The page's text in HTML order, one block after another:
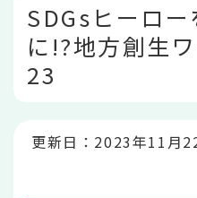
SDGsヒーロ
に!?地方創生
23
更新日：2023年11月